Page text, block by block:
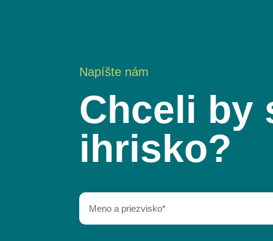
Napíšte nám
Chceli by
ihrisko?